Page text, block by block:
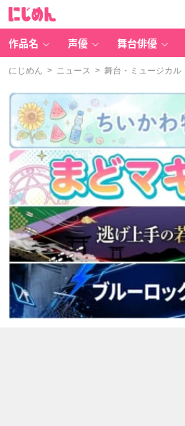
作品名 声優 舞台俳優
にじめん > ニュース > 舞台・ミュージカル